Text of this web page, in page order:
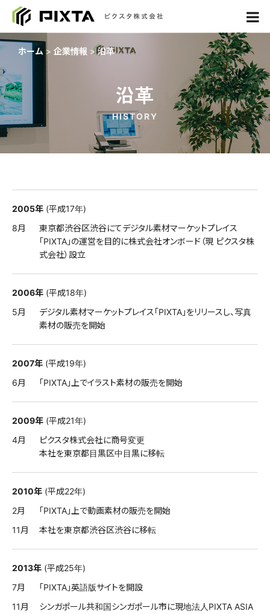
ホーム 企業情報 沿革
沿革
HISTORY
2005年 (平成17年)
8月
東京都渋谷区渋谷にてデジタル素材マーケットプレイス
「PIXTA」の運営を目的に株式会社オンボード（現 ピクスタ株
式会社）設立
2006年 (平成18年)
5月
デジタル素材マーケットプレイス「PIXTA」をリリースし、写真
素材の販売を開始
2007年 (平成19年)
6月
「PIXTA」上でイラスト素材の販売を開始
2009年 (平成21年)
4月
ピクスタ株式会社に商号変更
本社を東京都目黒区中目黒に移転
2010年 (平成22年)
2月
「PIXTA」上で動画素材の販売を開始
11月
本社を東京都渋谷区渋谷に移転
2013年 (平成25年)
7月
「PIXTA」英語版サイトを開設
11月
シンガポール共和国シンガポール市に現地法人PIXTA ASIA